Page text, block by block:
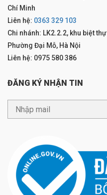
Chí Minh
Liên hệ: 0363 329 103
Chi nhánh: LK2.2.2, khu biệt
Phường Đại Mỗ, Hà Nội
Liên hệ: 0975 580 386
ĐĂNG KÝ NHẬN TIN